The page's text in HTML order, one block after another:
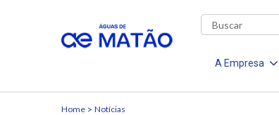
A Empresa
Home Notícias